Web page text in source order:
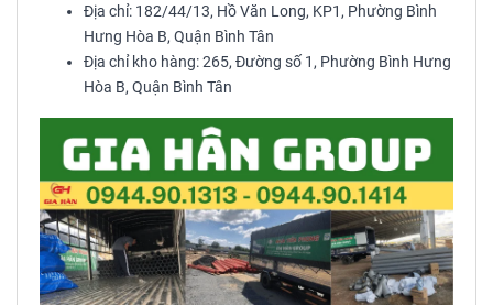
Địa chỉ: 182/44/13, Hồ Văn Long, KP1, Phường Bình
Hưng Hòa B, Quận Bình Tân
Địa chỉ kho hàng: 265, Đường số 1, Phường Bình Hưng
Hòa B, Quận Bình Tân